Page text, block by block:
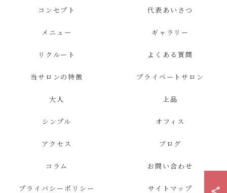
コンセプト 代表あいさつ
メニュー ギャラリー
リクルート よくある質問
当サロンの特徴 プライベートサロン
大人 上品
シンプル オフィス
アクセス ブログ
コラム お問い合わせ
プライバシーポリシー サイトマップ